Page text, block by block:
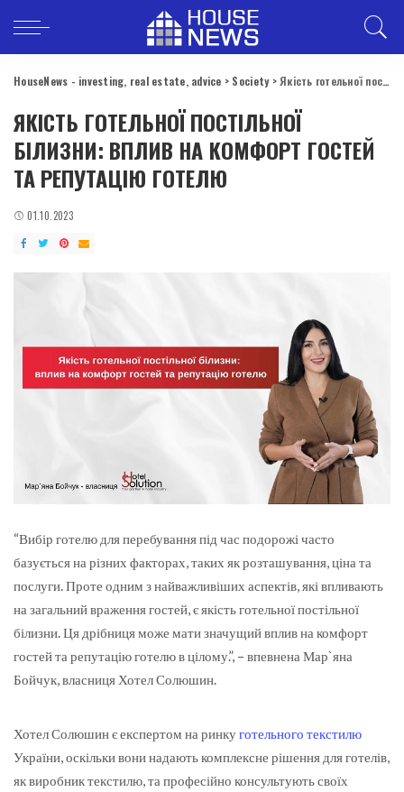
HouseNews - investing, real estate, advice > Society> Якість готельної постільної білизни: вплив на комфорт гостей та репутацію готелю
ЯКІСТЬ ГОТЕЛЬНОЇ ПОСТІЛЬНОЇ
БІЛИЗНИ: ВПЛИВ НА КОМФОРТ ГОСТЕЙ
ТА РЕПУТАЦІЮ ГОТЕЛЮ
01.10.2023
“Вибір готелю для перебування під час подорожі часто
базується на різних факторах, таких як розташування, ціна та
послуги. Проте одним з найважливіших аспектів, які впливають
на загальний враження гостей, є якість готельної постільної
білизни. Ця дрібниця може мати значущий вплив на комфорт
гостей та репутацію готелю в цілому.”, – впевнена Мар`яна
Бойчук, власниця Хотел Солюшин.
Хотел Солюшин є експертом на ринкуготельного текстилю
України, оскільки вони надають комплексне рішення для готелів,
як виробник текстилю, та професійно консультують своїх